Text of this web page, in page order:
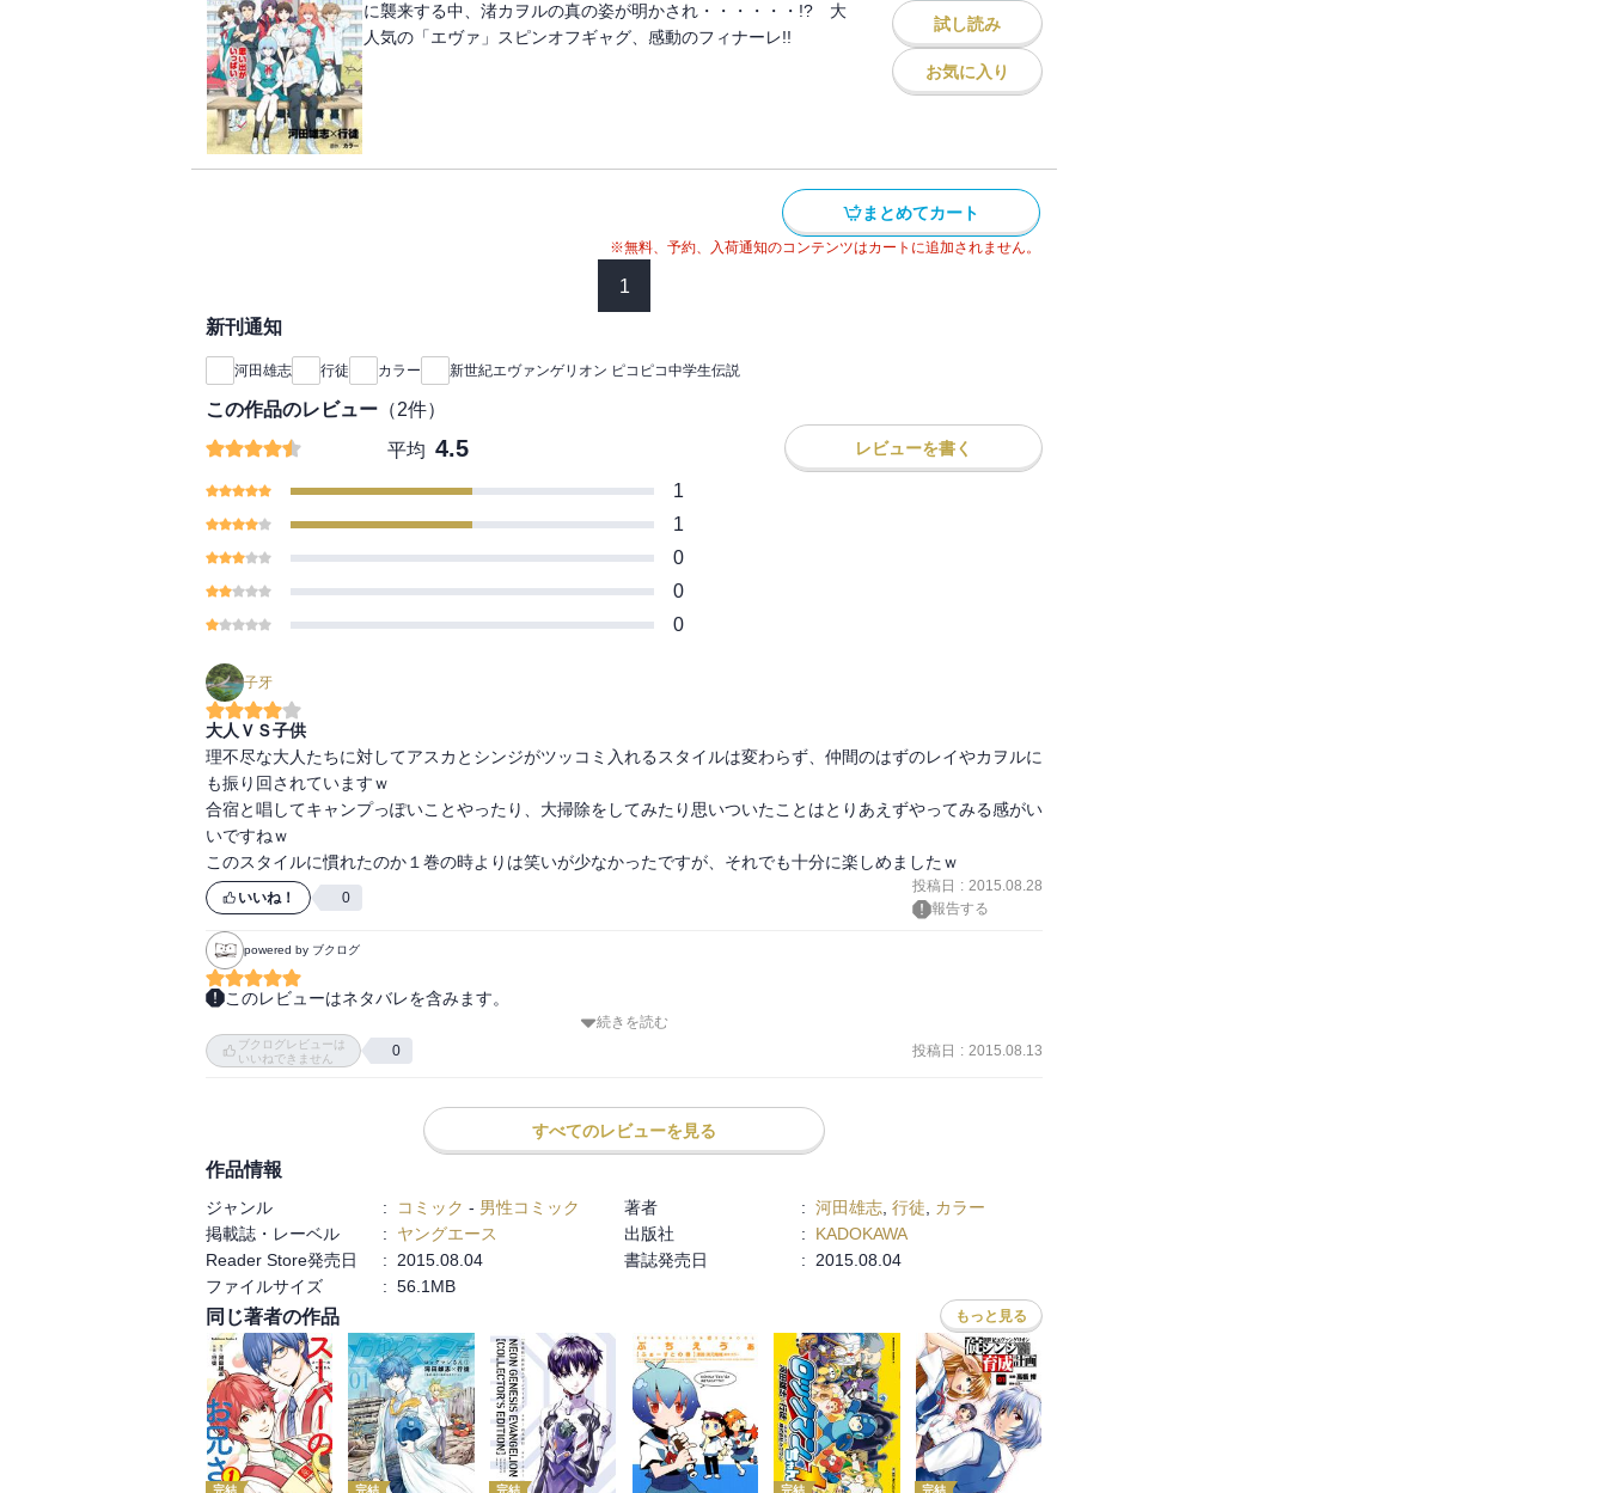
に襲来する中、渚カヲルの真の姿が明かされ・・・・・・!? 大
人気の「エヴァ」スピンオフギャグ、感動のフィナーレ!!
試し読み
お気に入り
まとめてカート
※無料、予約、入荷通知のコンテンツはカートに追加されません。
1
新刊通知
河田雄志 行徒 カラー 新世紀エヴァンゲリオン ピコピコ中学生伝説
この作品のレビュー （2件）
平均 4.5 レビューを書く
1
1
0
0
0
子牙
大人ＶＳ子供
理不尽な大人たちに対してアスカとシンジがツッコミ入れるスタイルは変わらず、仲間のはずのレイやカヲルに
も振り回されていますｗ
合宿と唱してキャンプっぽいことやったり、大掃除をしてみたり思いついたことはとりあえずやってみる感がい
いですねｗ
このスタイルに慣れたのか１巻の時よりは笑いが少なかったですが、それでも十分に楽しめましたｗ
いいね！ 0
投稿日 : 2015.08.28
報告する
powered by ブクログ
このレビューはネタバレを含みます。
カラー口絵が詐欺。…と言いたいところだけど、表紙の時点で中身は知れるので騙される人はいないｗ
えー…もう冒頭っからツッコミしかないんですけど、これどうしたら…。
カヲル君の私服クソだせぇー、とか、ミサトさんウゼェーとか、地球味とか、茂みのリョウジゲス過ぎるとか、
リツコさんタチ悪過ぎとか…。
…Q以上にシンジの扱いが酷い世界だな、ここ…。
えぇと…シンジとアスカが仲良いな、って結論で？（疑問系）
あと、全ての読者が「だったら私が行くわ、ミサト！！」に「やめろぉぁああ！！」と思ったはず（少なくとも
私は「カヲル君GJ！」と喝采）。
続きを読む
ブクログレビューは
いいねできません
0 投稿日 : 2015.08.13
すべてのレビューを見る
作品情報
ジャンル : コミック - 男性コミック 著者 : 河田雄志 行徒
カラー
掲載誌・レーベル
: ヤングエース 出版社 :
KADOKAWA
Reader Store発売日
: 2015.08.04 書誌発売日 :
2015.08.04
ファイルサイズ
: 56.1MB
同じ著者の作品 もっと見る